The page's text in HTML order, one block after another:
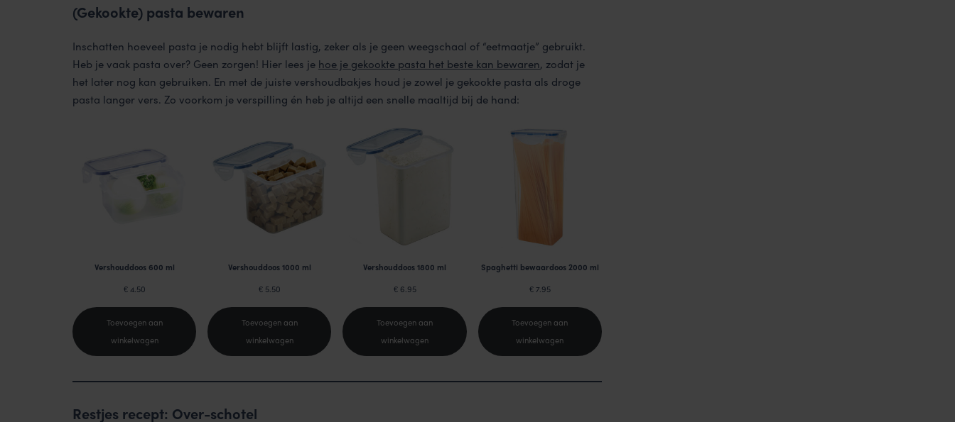
(Gekookte) pasta bewaren
Inschatten hoeveel pasta je nodig hebt blijft lastig, zeker als je geen weegschaal of “eetmaatje” gebruikt.
Heb je vaak pasta over? Geen zorgen! Hier lees je hoe je gekookte pasta het beste kan bewaren, zodat je
het later nog kan gebruiken. En met de juiste vershoudbakjes houd je zowel je gekookte pasta als droge
pasta langer vers. Zo voorkom je verspilling én heb je altijd een snelle maaltijd bij de hand:
Vershouddoos 600 ml
€ 4.50
Toevoegen aan
winkelwagen
Vershouddoos 1000 ml
€ 5.50
Toevoegen aan
winkelwagen
Vershouddoos 1800 ml
€ 6.95
Toevoegen aan
winkelwagen
Spaghetti bewaardoos 2000 ml
€ 7.95
Toevoegen aan
winkelwagen
Restjes recept: Over-schotel